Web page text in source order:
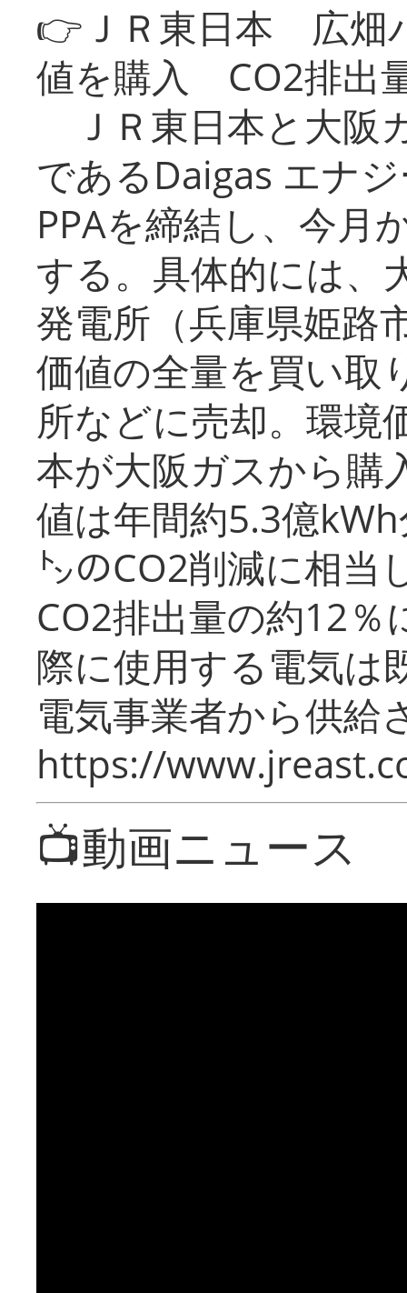
👉ＪＲ東日本 広畑
値を購入 CO2排出
ＪＲ東日本と大阪
であるDaigas エナ
PPAを締結し、今月
する。具体的には、
発電所（兵庫県姫路
価値の全量を買い取
所などに売却。環境
本が大阪ガスから購
値は年間約5.3億
㌧のCO2削減に相当
CO2排出量の約12％
際に使用する電気は
電気事業者から供給
https://
📺動画ニュース